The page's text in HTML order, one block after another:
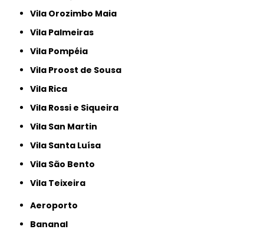
Vila Orozimbo Maia
Vila Palmeiras
Vila Pompéia
Vila Proost de Sousa
Vila Rica
Vila Rossi e Siqueira
Vila San Martin
Vila Santa Luísa
Vila São Bento
Vila Teixeira
Aeroporto
Bananal